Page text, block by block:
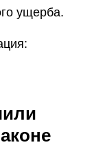
ущерба.